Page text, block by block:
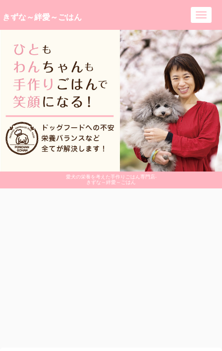
愛犬の栄養を考えた手作りごはん専門店-
きずな～絆愛～ごはん
きずな～絆愛～ごはん